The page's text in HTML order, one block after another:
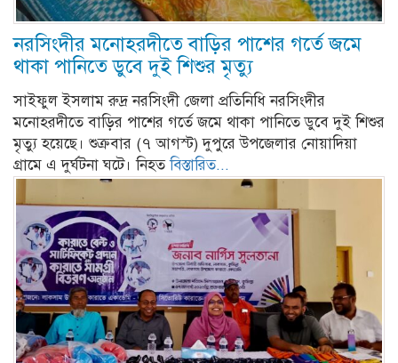
নরসিংদীর মনোহরদীতে বাড়ির পাশের গর্তে জমে
থাকা পানিতে ডুবে দুই শিশুর মৃত্যু
সাইফুল ইসলাম রুদ্র নরসিংদী জেলা প্রতিনিধি নরসিংদীর
মনোহরদীতে বাড়ির পাশের গর্তে জমে থাকা পানিতে ডুবে দুই শিশুর
মৃত্যু হয়েছে। শুক্রবার (৭ আগস্ট) দুপুরে উপজেলার নোয়াদিয়া
গ্রামে এ দুর্ঘটনা ঘটে। নিহতবিস্তারিত...